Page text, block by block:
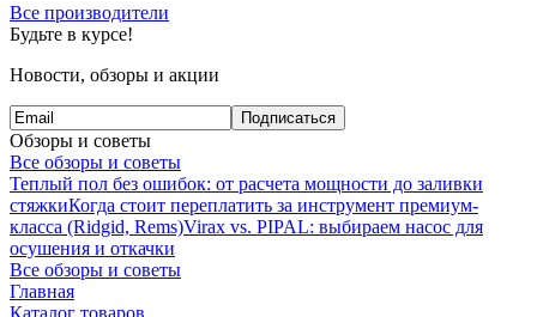
Все производители
Будьте в курсе!
Новости, обзоры и акции
Подписаться
Обзоры и советы
Все обзоры и советы
Теплый пол без ошибок: от расчета мощности до заливки
стяжкиКогда стоит переплатить за инструмент премиум-
класса (Ridgid, Rems)Virax vs. PIPAL: выбираем насос для
осушения и откачки
Все обзоры и советы
Главная
Каталог товаров